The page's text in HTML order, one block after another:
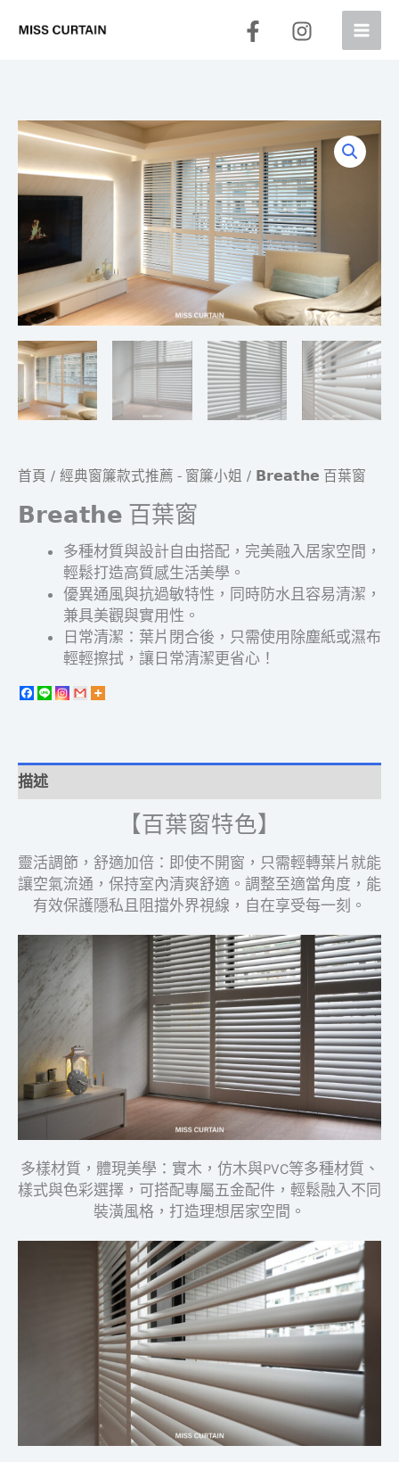
首頁 / 經典窗簾款式推薦 - 窗簾小姐 / 𝗕𝗿𝗲𝗮𝘁𝗵𝗲 百葉窗
𝗕𝗿𝗲𝗮𝘁𝗵𝗲 百葉窗
多種材質與設計自由搭配，完美融入居家空間，
輕鬆打造高質感生活美學。
優異通風與抗過敏特性，同時防水且容易清潔，
兼具美觀與實用性。
日常清潔：葉片閉合後，只需使用除塵紙或濕布
輕輕擦拭，讓日常清潔更省心！
描述
【百葉窗特色】
靈活調節，舒適加倍：即使不開窗，只需輕轉葉片就能
讓空氣流通，保持室內清爽舒適。調整至適當角度，能
有效保護隱私且阻擋外界視線，自在享受每一刻。
多樣材質，體現美學：實木，仿木與PVC等多種材質、
樣式與色彩選擇，可搭配專屬五金配件，輕鬆融入不同
裝潢風格，打造理想居家空間。